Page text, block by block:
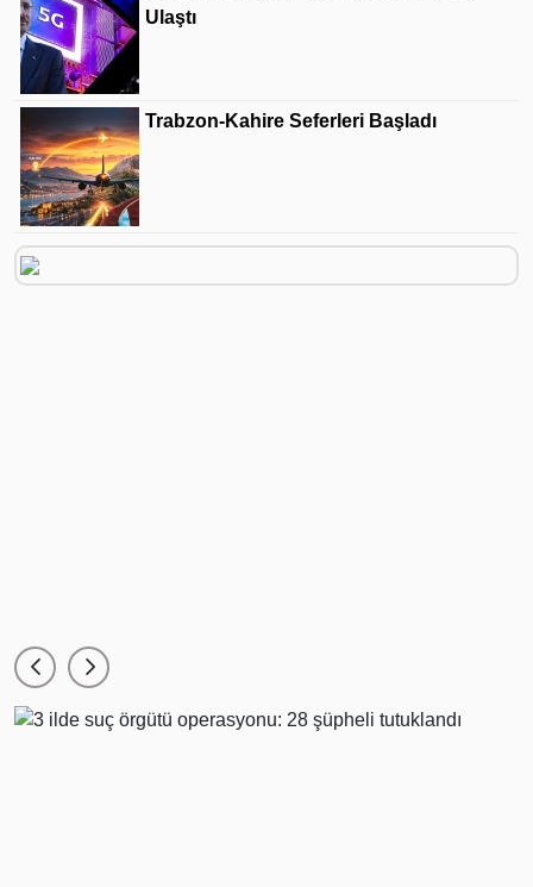
Ulaştı
Trabzon-Kahire Seferleri Başladı